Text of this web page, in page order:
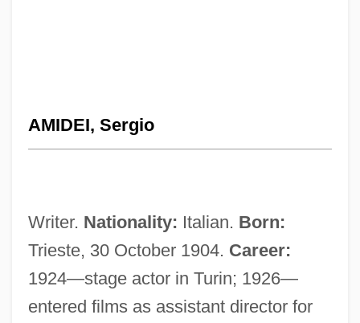
AMIDEI, Sergio
Writer. Nationality: Italian. Born:
Trieste, 30 October 1904. Career:
1924—stage actor in Turin; 1926—
entered films as assistant director for